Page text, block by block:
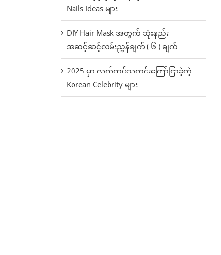
Nails Ideas များ
DIY Hair Mask အတွက် သုံးနည်း
အဆင့်ဆင့်လမ်းညွှန်ချက် ( ၆ ) ချက်
2025 မှာ လက်ထပ်သတင်းကြော်ငြာခဲ့တဲ့
Korean Celebrity များ